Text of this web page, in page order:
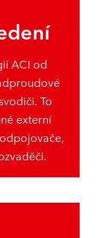
ACI od
To
externí